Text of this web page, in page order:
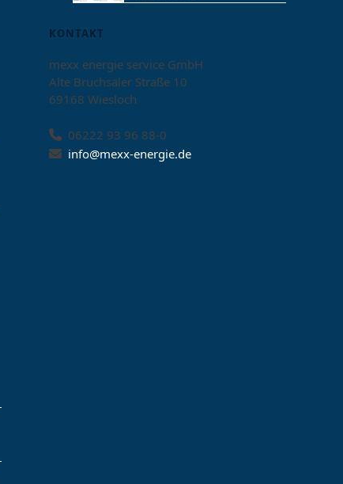
KONTAKT
mexx energie service GmbH
Alte Bruchsaler Straße 10
69168 Wiesloch
06222 93 96 88-0
info@mexx-energie.de